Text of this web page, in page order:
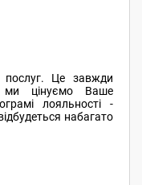
послуг. Це завжди
ми цінуємо Ваше
лояльності -
набагато